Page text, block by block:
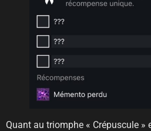
Quant au triomphe « Crépuscule »